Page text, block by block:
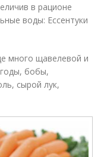
в рационе
воды: Ессентуки
много щавелевой и
бобы,
сырой лук,